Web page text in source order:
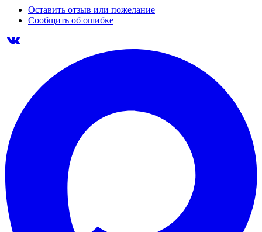
Оставить отзыв или пожелание
Сообщить об ошибке